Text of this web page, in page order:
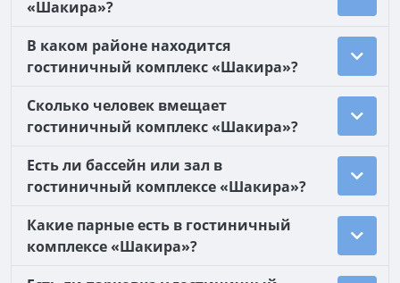
«Шакира»?
В каком районе находится
гостиничный комплекс «Шакира»?
Сколько человек вмещает
гостиничный комплекс «Шакира»?
Есть ли бассейн или зал в
гостиничный комплексе «Шакира»?
Какие парные есть в гостиничный
комплексе «Шакира»?